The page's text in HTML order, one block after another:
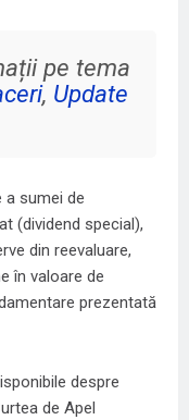
pe tema
, Update
a sumei de
(dividend special),
din reevaluare,
în valoare de
prezentată
despre
de Apel